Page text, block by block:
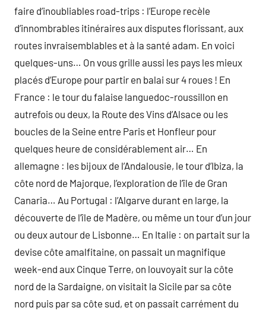
faire d’inoubliables road-trips : l’Europe recèle
d’innombrables itinéraires aux disputes florissant, aux
routes invraisemblables et à la santé adam. En voici
quelques-uns… On vous grille aussi les pays les mieux
placés d’Europe pour partir en balai sur 4 roues ! En
France : le tour du falaise languedoc-roussillon en
autrefois ou deux, la Route des Vins d’Alsace ou les
boucles de la Seine entre Paris et Honfleur pour
quelques heure de considérablement air… En
allemagne : les bijoux de l’Andalousie, le tour d’Ibiza, la
côte nord de Majorque, l’exploration de l’île de Gran
Canaria… Au Portugal : l’Algarve durant en large, la
découverte de l’île de Madère, ou même un tour d’un jour
ou deux autour de Lisbonne… En Italie : on partait sur la
devise côte amalfitaine, on passait un magnifique
week-end aux Cinque Terre, on louvoyait sur la côte
nord de la Sardaigne, on visitait la Sicile par sa côte
nord puis par sa côte sud, et on passait carrément du